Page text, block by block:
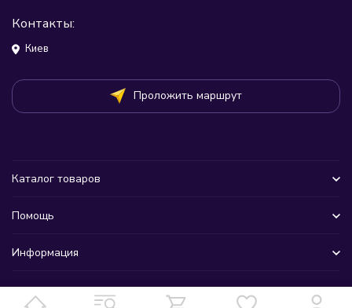
Контакты:
Киев
Проложить маршрут
Каталог товаров
Помощь
Информация